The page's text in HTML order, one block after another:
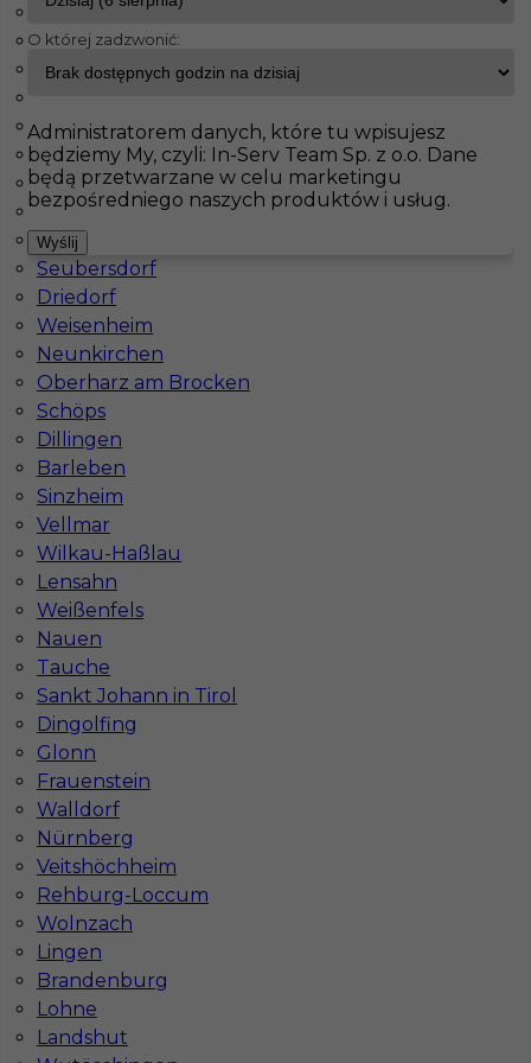
InServ Oferty pracy Bad Friedrichshall
Pokaż filtr
Haiterbach
Badendorf
Albig
Klettgau
Thale
Bisingen
Schorndorf
Meinersen
Seubersdorf
Driedorf
Weisenheim
Neunkirchen
Oberharz am Brocken
Schöps
Dillingen
Barleben
Sinzheim
Vellmar
Wilkau-Haßlau
Lensahn
Weißenfels
Nauen
Tauche
Sankt Johann in Tirol
Dingolfing
Glonn
Frauenstein
Walldorf
Nürnberg
Veitshöchheim
Rehburg-Loccum
Wolnzach
Lingen
Brandenburg
Lohne
Landshut
Praca dla tynkarza w Niemczech
Kategoria
Lokalizacja Niemcy
Wymagane języki
Niemiecki podstawowy
Stawka 23 - € / h
1
Znaleziono 1 wyników
Najczęściej zadawane pytania (FAQ)
Jak znaleźć pracę za granicą?
Czy praca Niemcy na budowie nadal się
opłaca przy obecnych kosztach życia?
O której zadzwonić:
Administratorem danych, które tu wpisujesz
będziemy My, czyli: In-Serv Team Sp. z o.o. Dane
będą przetwarzane w celu marketingu
bezpośredniego naszych produktów i usług.
Wyślij